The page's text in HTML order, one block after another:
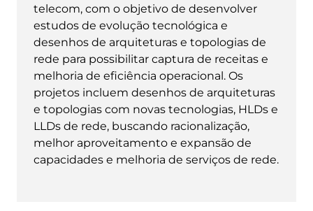
telecom, com o objetivo de desenvolver
estudos de evolução tecnológica e
desenhos de arquiteturas e topologias de
rede para possibilitar captura de receitas e
melhoria de eficiência operacional. Os
projetos incluem desenhos de arquiteturas
e topologias com novas tecnologias, HLDs e
LLDs de rede, buscando racionalização,
melhor aproveitamento e expansão de
capacidades e melhoria de serviços de rede.